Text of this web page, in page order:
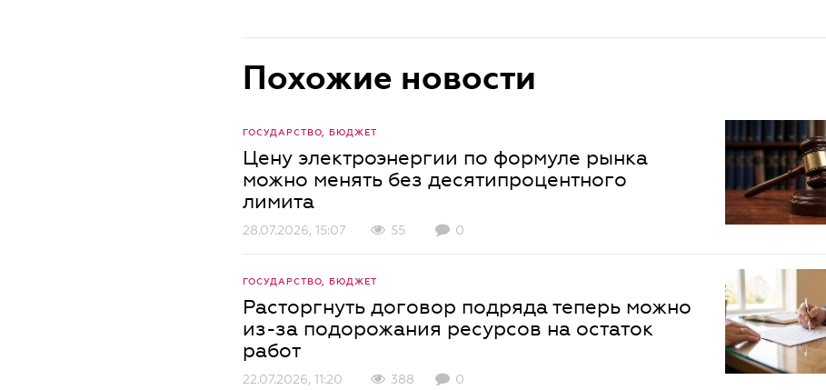
Похожие новости
ГОСУДАРСТВО, БЮДЖЕТ
Цену электроэнергии по формуле рынка
можно менять без десятипроцентного
лимита
28.07.2026, 15:07 55 0
ГОСУДАРСТВО, БЮДЖЕТ
Расторгнуть договор подряда теперь можно
из-за подорожания ресурсов на остаток
работ
22.07.2026, 11:20 388 0